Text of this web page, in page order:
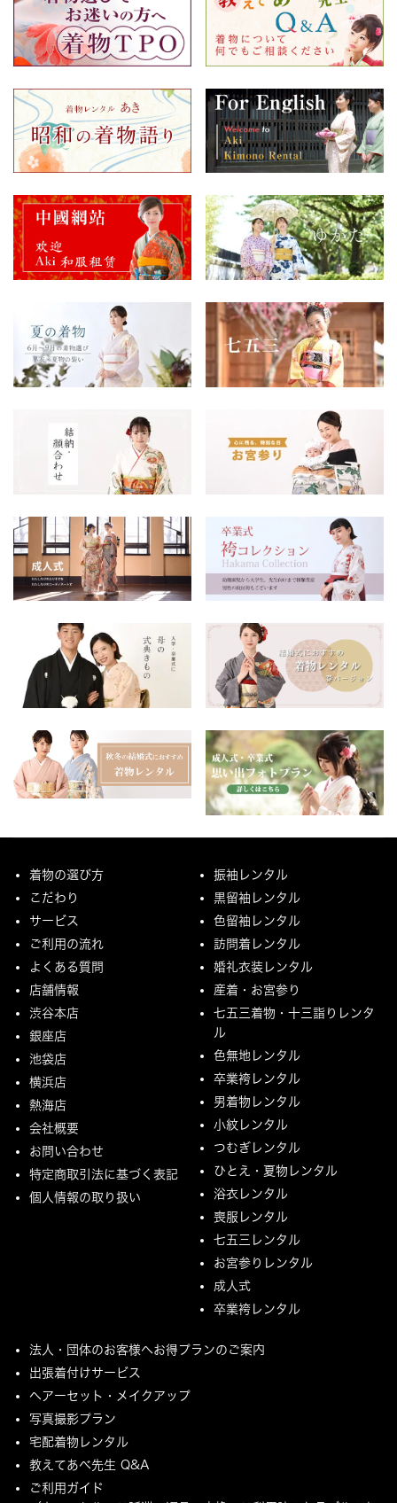
着物の選び方
こだわり
サービス
ご利用の流れ
よくある質問
店舗情報
渋谷本店
銀座店
池袋店
横浜店
熱海店
会社概要
お問い合わせ
特定商取引法に基づく表記
個人情報の取り扱い
振袖レンタル
黒留袖レンタル
色留袖レンタル
訪問着レンタル
婚礼衣装レンタル
産着・お宮参り
七五三着物・十三詣りレンタ
ル
色無地レンタル
卒業袴レンタル
男着物レンタル
小紋レンタル
つむぎレンタル
ひとえ・夏物レンタル
浴衣レンタル
喪服レンタル
七五三レンタル
お宮参りレンタル
成人式
卒業袴レンタル
法人・団体のお客様へお得プランのご案内
出張着付けサービス
ヘアーセット・メイクアップ
写真撮影プラン
宅配着物レンタル
教えてあべ先生 Q&A
ご利用ガイド